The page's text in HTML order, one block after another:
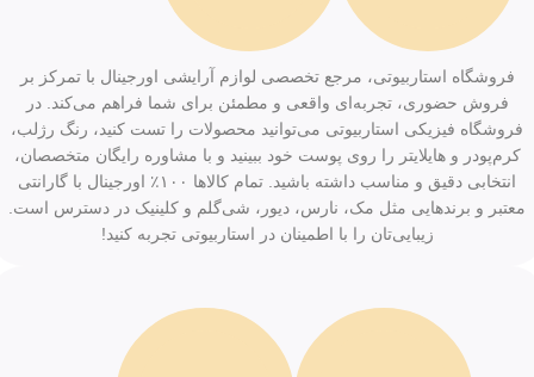
فروشگاه استاربیوتی، مرجع تخصصی لوازم آرایشی اورجینال با تمرکز بر
فروش حضوری، تجربه‌ای واقعی و مطمئن برای شما فراهم می‌کند. در
فروشگاه فیزیکی استاربیوتی می‌توانید محصولات را تست کنید، رنگ رژلب،
کرم‌پودر و هایلایتر را روی پوست خود ببینید و با مشاوره رایگان متخصصان،
انتخابی دقیق و مناسب داشته باشید. تمام کالاها ۱۰۰٪ اورجینال با گارانتی
معتبر و برندهایی مثل مک، نارس، دیور، شی‌گلم و کلینیک در دسترس است.
زیبایی‌تان را با اطمینان در استاربیوتی تجربه کنید!